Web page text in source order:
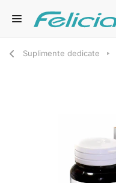
Suplimente dedicate